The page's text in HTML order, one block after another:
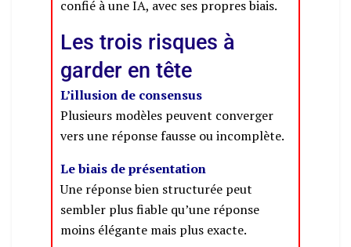
confié à une IA, avec ses propres biais.
Les trois risques à
garder en tête
L’illusion de consensus
Plusieurs modèles peuvent converger
vers une réponse fausse ou incomplète.
Le biais de présentation
Une réponse bien structurée peut
sembler plus fiable qu’une réponse
moins élégante mais plus exacte.